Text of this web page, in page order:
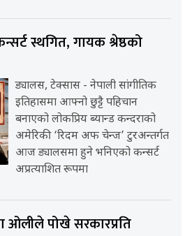
स्थगित, गायक श्रेष्ठको
ड्यालस, टेक्सास - नेपाली सांगीतिक
इतिहासमा आफ्नो छुट्टै पहिचान
बनाएको लोकप्रिय ब्यान्ड कन्दराको
अमेरिकी ‘रिदम अफ चेन्ज’ टुरअन्तर्गत
आज ड्यालसमा हुने भनिएको कन्सर्ट
अप्रत्याशित रूपमा
ओलीले पोखे सरकारप्रति